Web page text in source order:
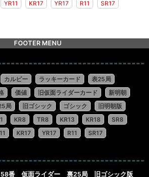
YR11 KR17 YR17 R11 SR17
FOOTER MENU
カルビー ラッキーカード
表25局
価値 旧仮面ライダーカード
新明朝
局 旧ゴシック ゴシック
旧明朝版
KR8 TR8 KR13 KR18
SR8
KR17 YR17 R11 SR17
58番 仮面ライダー 裏25局 旧ゴシック版